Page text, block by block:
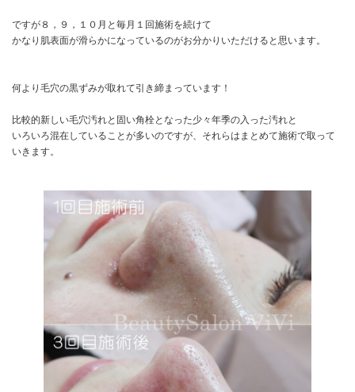
ですが８，９，１０月と毎月１回施術を続けて
かなり肌表面が滑らかになっているのがお分かりいただけると思います。
何より毛穴の黒ずみが取れて引き締まっています！
比較的新しい毛穴汚れと固い角栓となった少々年季の入った汚れと
いろいろ混在していることが多いのですが、それらはまとめて施術で取って
いきます。